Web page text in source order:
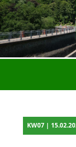
KW07 |